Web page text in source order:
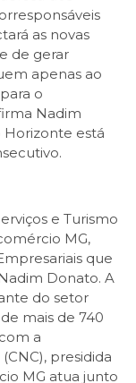
as novas
de gerar
apenas ao
o
Nadim
Horizonte está
e Turismo
MG,
que
Donato. A
do setor
mais de 740
a
presidida
MG atua junto